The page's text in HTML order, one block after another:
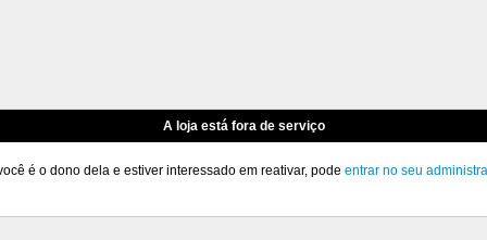
A loja está fora de serviço
é o dono dela e estiver interessado em reativar, pode entrar no seu